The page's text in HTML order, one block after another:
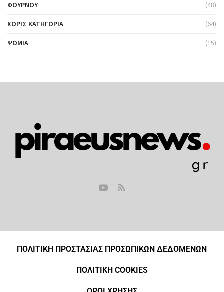
ΦΟΎΡΝΟΥ (48)
ΧΩΡΊΣ ΚΑΤΗΓΟΡΊΑ (64)
ΨΩΜΙΆ (15)
ΠΟΛΙΤΙΚΗ ΠΡΟΣΤΑΣΙΑΣ ΠΡΟΣΩΠΙΚΩΝ ΔΕΔΟΜΕΝΩΝ
ΠΟΛΙΤΙΚΗ COOKIES